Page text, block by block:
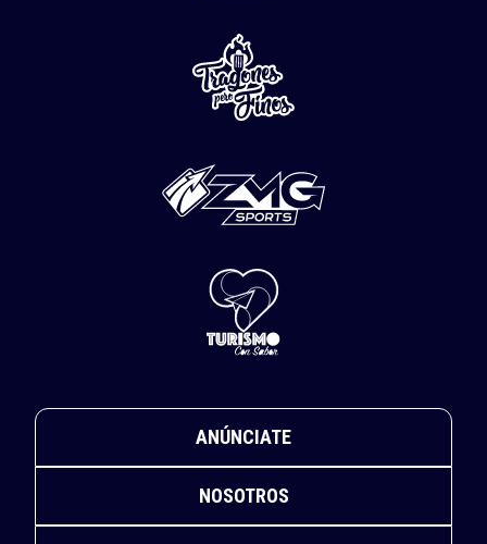
ANÚNCIATE
NOSOTROS